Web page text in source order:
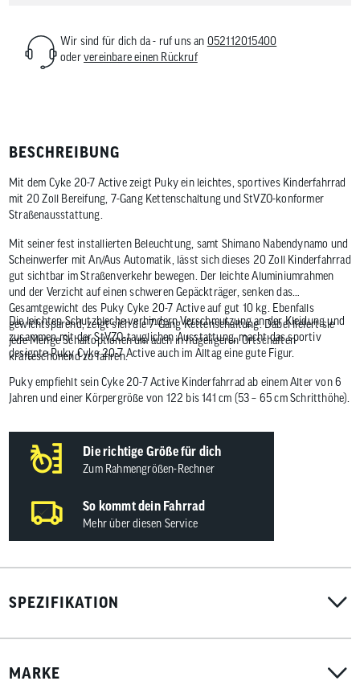
Wir sind für dich da - ruf uns an 052112015400
odervereinbare einen Rückruf
BESCHREIBUNG
Mit dem Cyke 20-7 Active zeigt Puky ein leichtes, sportives Kinderfahrrad
mit 20 Zoll Bereifung, 7-Gang Kettenschaltung und StVZO-konformer
Straßenausstattung.
Mit seiner fest installierten Beleuchtung, samt Shimano Nabendynamo und
Scheinwerfer mit An/Aus Automatik, lässt sich dieses 20 Zoll Kinderfahrrad
gut sichtbar im Straßenverkehr bewegen. Der leichte Aluminiumrahmen
und der Verzicht auf einen schweren Gepäckträger, senken das
Gesamtgewicht des Puky Cyke 20-7 Active auf gut 10 kg. Ebenfalls
gewichtsparend, zeigt sich die 7-Gang Kettenschaltung. Dabei liefert sie
jede Menge Schaltoptionen um auch in hügeligeren Ortschaften
kräfteschonend zu fahren.
Die leichten Schutzbleche verhindern Verschmutzung an der Kleidung und
zusammen mit der StVZO-tauglichen Ausstattung, macht das sportiv
designte Puky Cyke 20-7 Active auch im Alltag eine gute Figur.
Puky empfiehlt sein Cyke 20-7 Active Kinderfahrrad ab einem Alter von 6
Jahren und einer Körpergröße von 122 bis 141 cm (53 – 65 cm Schritthöhe).
Die richtige Größe für dich
Zum Rahmengrößen-Rechner
So kommt dein Fahrrad
Mehr über diesen Service
SPEZIFIKATION
MARKE